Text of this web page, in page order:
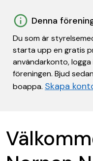
Denna
Du som är
starta upp en gratis
användarkonto,
föreningen. Bjud
boappa. Skapa